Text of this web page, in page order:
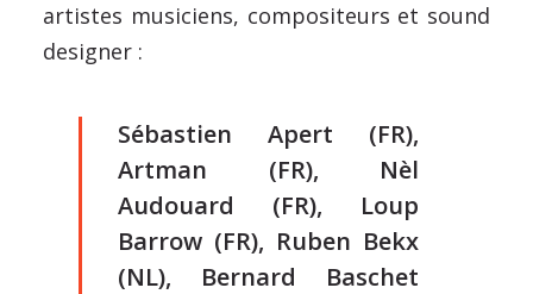
artistes musiciens, compositeurs et sound
designer :
Sébastien Apert (FR),
Artman (FR), Nèl
Audouard (FR), Loup
Barrow (FR), Ruben Bekx
(NL), Bernard Baschet